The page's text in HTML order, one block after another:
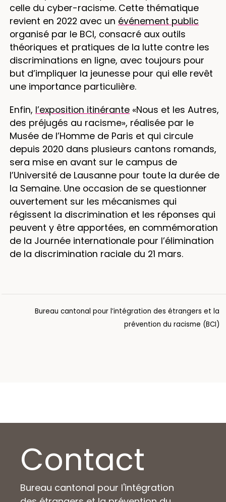
celle du cyber-racisme. Cette thématique
revient en 2022 avec un événement public
organisé par le BCI, consacré aux outils
théoriques et pratiques de la lutte contre les
discriminations en ligne, avec toujours pour
but d’impliquer la jeunesse pour qui elle revêt
une importance particulière.
Enfin, l’exposition itinérante «Nous et les Autres,
des préjugés au racisme», réalisée par le
Musée de l’Homme de Paris et qui circule
depuis 2020 dans plusieurs cantons romands,
sera mise en avant sur le campus de
l’Université de Lausanne pour toute la durée de
la Semaine. Une occasion de se questionner
ouvertement sur les mécanismes qui
régissent la discrimination et les réponses qui
peuvent y être apportées, en commémoration
de la Journée internationale pour l’élimination
de la discrimination raciale du 21 mars.
Bureau cantonal pour l’intégration des étrangers et la
prévention du racisme (BCI)
Contact
Bureau cantonal pour l'intégration